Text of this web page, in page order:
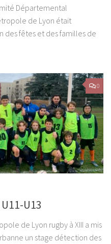
Départemental
de Lyon était
des fêtes et des familles de
0
U11-U13
de Lyon rugby à XIII a mis
un stage détection des